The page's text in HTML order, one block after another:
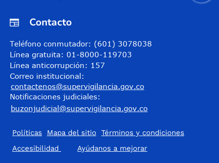
Contacto
Teléfono conmutador: (601) 3078038
Línea gratuita: 01-8000-119703
Línea anticorrupción: 157
Correo institucional:
contactenos@supervigilancia.gov.co
Notificaciones judiciales:
buzonjudicial@supervigilancia.gov.co
Políticas Mapa del sitio
Términos y condiciones
Accesibilidad
​Ayúdanos a mejorar